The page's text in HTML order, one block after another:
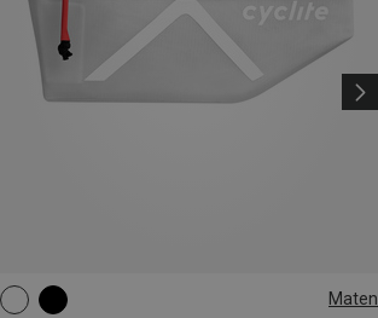
Maten
1.3L